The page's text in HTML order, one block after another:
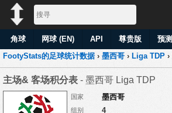
角球 网球 (EN) API 尊贵版
预测
FootyStats的足球统计数据 › 墨西哥 › Liga TDP ›
主场& 客场积分表 - 墨西哥 Liga TDP
国家 墨西哥
组别 4